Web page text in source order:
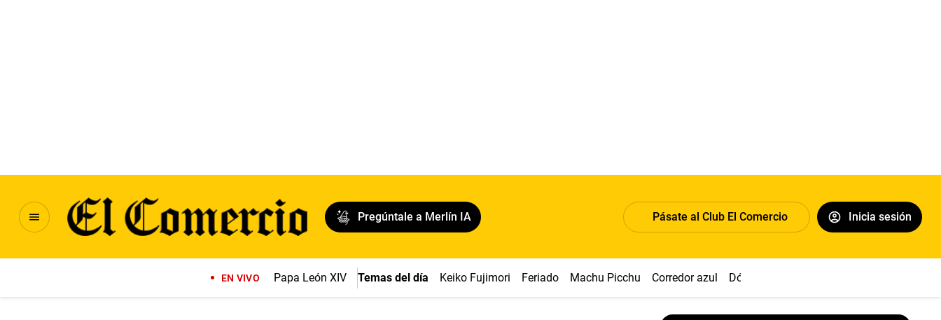
Pregúntale a Merlín IA Pásate al Club El Comercio Inicia sesión
EN VIVO Papa León XIV Temas del día Keiko Fujimori Feriado Machu Picchu Corredor azul Dólar